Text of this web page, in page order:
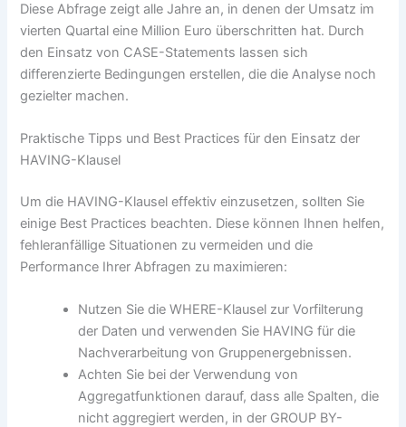
Diese Abfrage zeigt alle Jahre an, in denen der Umsatz im
vierten Quartal eine Million Euro überschritten hat. Durch
den Einsatz von CASE-Statements lassen sich
differenzierte Bedingungen erstellen, die die Analyse noch
gezielter machen.
Praktische Tipps und Best Practices für den Einsatz der
HAVING-Klausel
Um die HAVING-Klausel effektiv einzusetzen, sollten Sie
einige Best Practices beachten. Diese können Ihnen helfen,
fehleranfällige Situationen zu vermeiden und die
Performance Ihrer Abfragen zu maximieren:
Nutzen Sie die WHERE-Klausel zur Vorfilterung
der Daten und verwenden Sie HAVING für die
Nachverarbeitung von Gruppenergebnissen.
Achten Sie bei der Verwendung von
Aggregatfunktionen darauf, dass alle Spalten, die
nicht aggregiert werden, in der GROUP BY-